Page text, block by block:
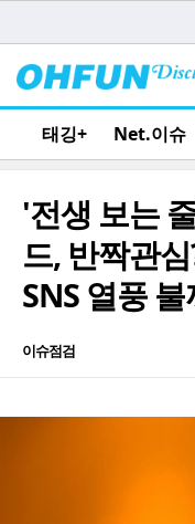
태깅+ Net.이슈
'전생 보는
드, 반짝관
SNS 열풍 불
이슈점검